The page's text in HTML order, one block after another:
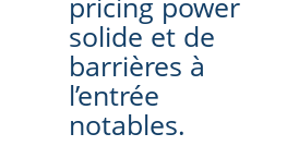
solide et de
barrières à
l’entrée
notables.